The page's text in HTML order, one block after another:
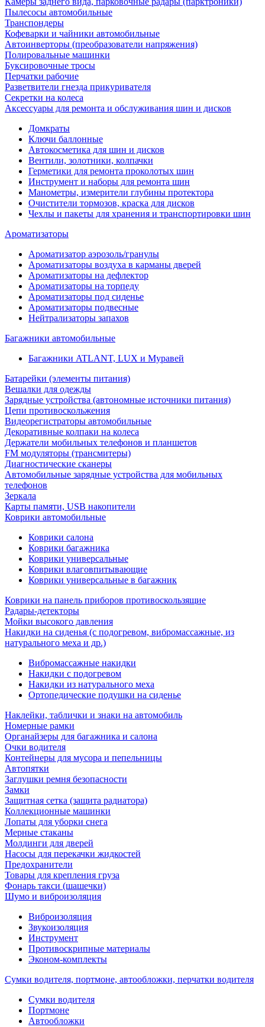
Пылесосы автомобильные
Транспондеры
Кофеварки и чайники автомобильные
Автоинверторы (преобразователи напряжения)
Полировальные машинки
Буксировочные тросы
Перчатки рабочие
Разветвители гнезда прикуривателя
Секретки на колеса
Аксессуары для ремонта и обслуживания ‎шин и дисков
Домкраты
Ключи баллонные
Автокосметика для шин и дисков
Вентили, золотники, колпачки
Герметики для ремонта проколотых шин
Инструмент и наборы для ремонта шин
Манометры, измерители глубины протектора
Очистители тормозов, краска для дисков
Чехлы и пакеты для хранения и транспортировки шин
Ароматизаторы
Ароматизатор аэрозоль/гранулы
Ароматизаторы воздуха в карманы дверей
Ароматизаторы на дефлектор
Ароматизаторы на торпеду
Ароматизаторы под сиденье
Ароматизаторы подвесные
Нейтрализаторы запахов
Багажники автомобильные
Багажники ATLANT, LUX и Муравей
Батарейки (элементы питания)
Вешалки для одежды
Зарядные устройства (автономные источники питания)
Цепи противоскольжения
Видеорегистраторы автомобильные
Декоративные колпаки на колеса
Держатели мобильных телефонов и планшетов
FM модуляторы (трансмитеры)
Диагностические сканеры
Автомобильные зарядные устройства для мобильных
телефонов
Зеркала
Карты памяти, USB накопители
Коврики автомобильные
Коврики салона
Коврики багажника
Коврики универсальные
Коврики влаговпитывающие
Коврики универсальные в багажник
Коврики на панель приборов противоскользящие
Радары-детекторы
Мойки высокого давления
Накидки на сиденья (с подогревом, вибромассажные, из
натурального меха и др.)
Вибромассажные накидки
Накидки с подогревом
Накидки из натурального меха
Ортопедические подушки на сиденье
Наклейки, таблички и знаки на автомобиль
Номерные рамки
Органайзеры для багажника и салона
Очки водителя
Контейнеры для мусора и пепельницы
Автопятки
Заглушки ремня безопасности
Замки
Защитная сетка (защита радиатора)
Коллекционные машинки
Лопаты для уборки снега
Мерные стаканы
Молдинги для дверей
Насосы для перекачки жидкостей
Предохранители
Товары для крепления груза
Фонарь такси (шашечки)
Шумо и виброизоляция
Виброизоляция
Звукоизоляция
Инструмент
Противоскрипные материалы
Эконом-комплекты
Сумки водителя, портмоне, автообложки, перчатки водителя
Cумки водителя
Портмоне
Автообложки